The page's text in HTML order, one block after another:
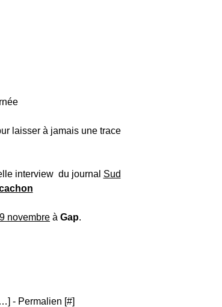
laisser à jamais une trace
interview du journal Sud
novembre à Gap.
] - Permalien [#]